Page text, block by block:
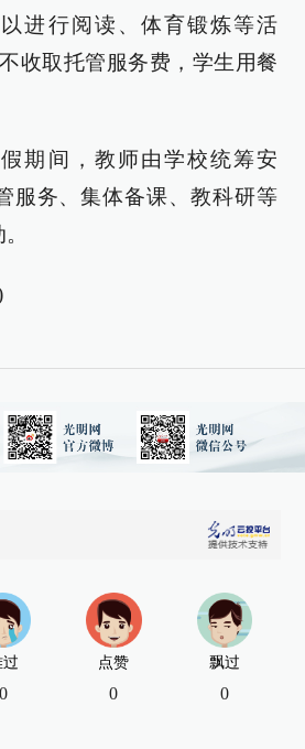
进行阅读、体育锻炼等活
收取托管服务费，学生用餐
期间，教师由学校统筹安
服务、集体备课、教科研等
过
0
点赞
0
飘过
0